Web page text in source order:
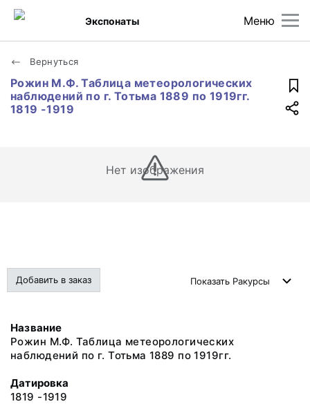
Меню
Экспонаты
Вернуться
Рожин М.Ф. Таблица метеорологических
наблюдений по г. Тотьма 1889 по 1919гг.
1819 -1919
Нет изображения
Добавить в заказ Показать Ракурсы
Название
Рожин М.Ф. Таблица метеорологических
наблюдений по г. Тотьма 1889 по 1919гг.
Датировка
1819 -1919